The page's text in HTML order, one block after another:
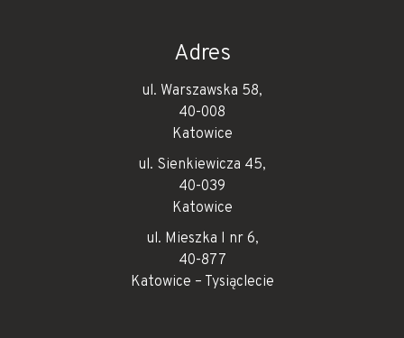
Adres
ul. Warszawska 58,
40-008
Katowice
ul. Sienkiewicza 45,
40-039
Katowice
ul. Mieszka I nr 6,
40-877
Katowice – Tysiąclecie